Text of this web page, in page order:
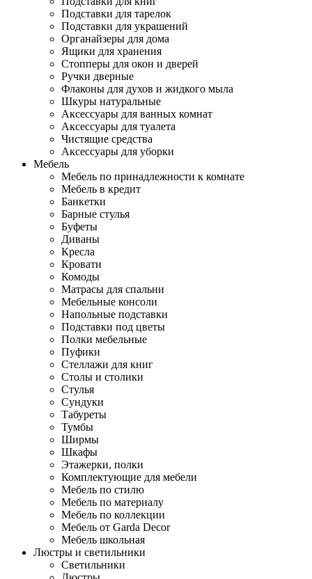
Подставки для тарелок
Подставки для украшений
Органайзеры для дома
Ящики для хранения
Стопперы для окон и дверей
Ручки дверные
Флаконы для духов и жидкого мыла
Шкуры натуральные
Аксессуары для ванных комнат
Аксессуары для туалета
Чистящие средства
Аксессуары для уборки
Мебель
Мебель по принадлежности к комнате
Мебель в кредит
Банкетки
Барные стулья
Буфеты
Диваны
Кресла
Кровати
Комоды
Матрасы для спальни
Мебельные консоли
Напольные подставки
Подставки под цветы
Полки мебельные
Пуфики
Стеллажи для книг
Столы и столики
Стулья
Сундуки
Табуреты
Тумбы
Ширмы
Шкафы
Этажерки, полки
Комплектующие для мебели
Мебель по стилю
Мебель по материалу
Мебель по коллекции
Мебель от Garda Decor
Мебель школьная
Люстры и светильники
Светильники